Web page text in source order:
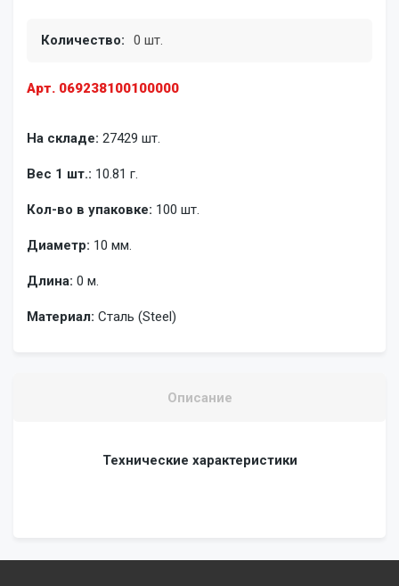
Арт. 069238100100000
На складе: 27429 шт.
Вес 1 шт.: 10.81 г.
Кол-во в упаковке: 100 шт.
Диаметр: 10 мм.
Длина: 0 м.
Материал: Сталь (Steel)
Количество: 0 шт.
Описание
Технические характеристики